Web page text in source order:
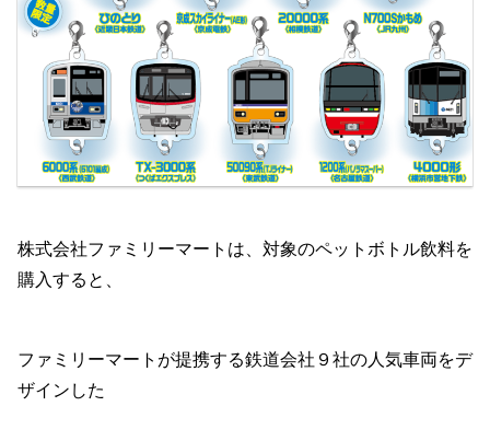
株式会社ファミリーマートは、対象のペットボトル飲料を
購入すると、
ファミリーマートが提携する鉄道会社９社の人気車両をデ
ザインした